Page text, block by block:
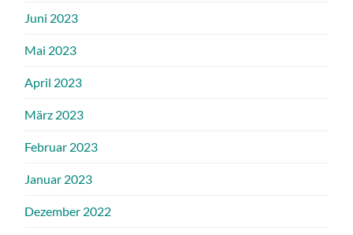
Juni 2023
Mai 2023
April 2023
März 2023
Februar 2023
Januar 2023
Dezember 2022